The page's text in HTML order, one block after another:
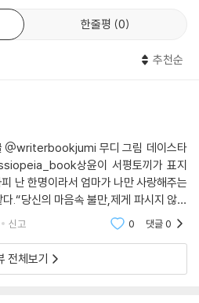
게 된다면 여러분은 어떤 불만을 팔고
신비한 이곳에서 아이들이 자신의 불만
런 감정이 너무 넘쳐 나면 좋지 않은 결
게 알게 되면 좋겠다고 생각해요
이에요. 그 감정을 속이거나 숨기려 하
'에서 마음껏 소리쳐 보세요! 그럼 저는
게로 가 볼게요. 우리 또 만나요!
서 비롯되는 여러 부정적 감정을 올바르
회정서교육 동화다. 저주에 빠진 아이
은 잘못을 외면하지 않고 솔직하게 감정
한줄평 0
추천순
상윤이 서평토끼가 표지
난 한명이라서 엄마가 나만 사랑해주는
.“당신의 마음속 불만,제게 파시지 않겠
려 들어간 가게. 하지만 그곳은 아이들
신고 0 댓글0
전체보기